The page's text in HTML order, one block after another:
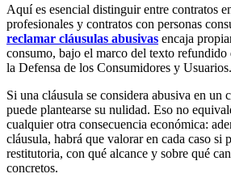
Aquí es esencial distinguir entre contratos
profesionales y contratos con personas
reclamar cláusulas abusivas encaja
consumo, bajo el marco del texto refundido
la Defensa de los Consumidores y Usuarios.
Si una cláusula se considera abusiva en un
puede plantearse su nulidad. Eso no
cualquier otra consecuencia económica:
cláusula, habrá que valorar en cada caso si
restitutoria, con qué alcance y sobre qué
concretos.